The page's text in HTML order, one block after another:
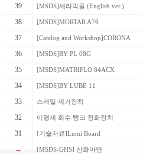
39 [MSDS]세라믹울 (English ver.)
38 [MSDS]MORTAR A76
37 [Catalog and Workshop]CORONA
36 [MSDS]BY PL 08G
35 [MSDS]MATRIFLO 84ACX
34 [MSDS]BY LUBE 11
33 스케일 제거장치
32 이형제 회수 탱크 정화장치
31 [기술자료]Lumi Board
→ [MSDS-GHS] 산화아연